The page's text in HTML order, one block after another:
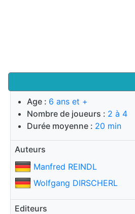
Age : 6 ans et +
Nombre de joueurs : 2 à 4
Durée moyenne : 20 min
Auteurs
Manfred REINDL
Wolfgang DIRSCHERL
Editeurs